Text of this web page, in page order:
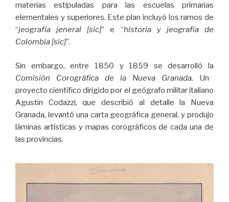
materias estipuladas para las escuelas primarias
elementales y superiores. Este plan incluyó los ramos de
“jeografía jeneral [sic]” e “historia y jeografía de
Colombia [sic]”.
Sin embargo, entre 1850 y 1859 se desarrolló la
Comisión Corográfica de la Nueva Granada. Un
proyecto científico dirigido por el geógrafo militar italiano
Agustín Codazzi, que describió al detalle la Nueva
Granada, levantó una carta geográfica general, y produjo
láminas artísticas y mapas corográficos de cada una de
las provincias.